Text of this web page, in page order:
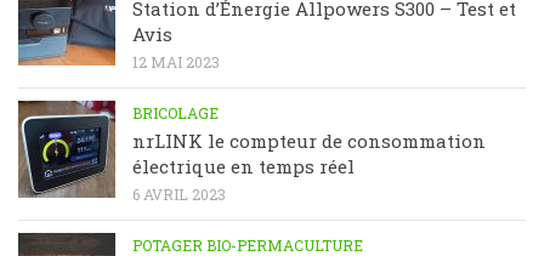
Station d’Énergie Allpowers S300 – Test et
Avis
12 MAI 2023
BRICOLAGE
nrLINK le compteur de consommation
électrique en temps réel
6 AVRIL 2023
POTAGER BIO-PERMACULTURE